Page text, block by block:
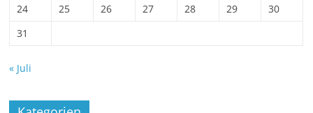
24
25 26 27 28 29
30
31
« Juli